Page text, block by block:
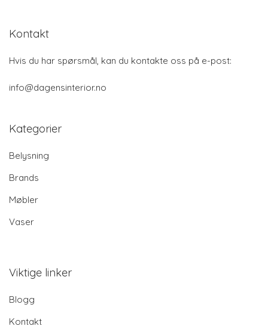
Kontakt
Hvis du har spørsmål, kan du kontakte oss på e-post:
info@dagensinterior.no
Kategorier
Belysning
Brands
Møbler
Vaser
Viktige linker
Blogg
Kontakt